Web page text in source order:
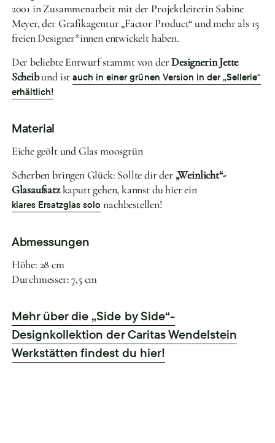
2001 in Zusammenarbeit mit der Projektleiterin Sabine
Meyer, der Grafikagentur „Factor Product“ und mehr als 15
freien Designer*innen entwickelt haben.
Der beliebte Entwurf stammt von derDesignerin Jette
Scheibund istauch in einer grünen Version in der „Sellerie“
erhältlich!
Material
Eiche geölt und Glas moosgrün
Scherben bringen Glück: Sollte dir der„Weinlicht“-
Glasaufsatzkaputt gehen, kannst du hier ein
klares Ersatzglas solo nachbestellen!
Abmessungen
Höhe: 28 cm
Durchmesser: 7,5 cm
Mehr über die „Side by Side“-
Designkollektion der Caritas Wendelstein
Werkstätten findest du hier!